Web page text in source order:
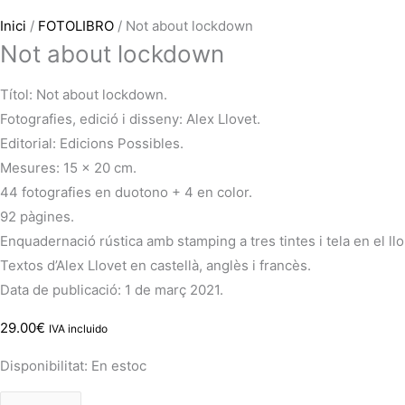
Inici / FOTOLIBRO / Not about lockdown
Not about lockdown
Títol: Not about lockdown.
Fotografies, edició i disseny: Alex Llovet.
Editorial: Edicions Possibles.
Mesures: 15 x 20 cm.
44 fotografies en duotono + 4 en color.
92 pàgines.
Enquadernació rústica amb stamping a tres tintes i tela en el
Textos d’Alex Llovet en castellà, anglès i francès.
Data de publicació: 1 de març 2021.
29.00€ IVA incluido
Disponibilitat: En estoc